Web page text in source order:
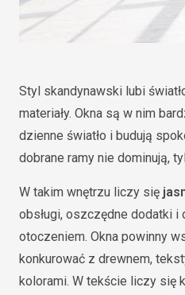
Styl skandynawski lubi
materiały. Okna są w nim
dzienne światło i budują
dobrane ramy nie dominują,
W takim wnętrzu liczy się
obsługi, oszczędne dodatki i
otoczeniem. Okna powinny
konkurować z drewnem,
kolorami. W tekście liczy się